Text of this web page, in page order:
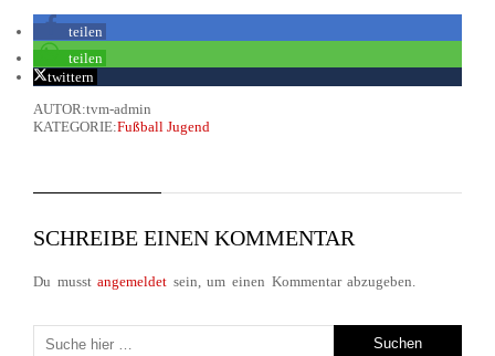
teilen
teilen
twittern
AUTOR:tvm-admin
KATEGORIE:Fußball Jugend
SCHREIBE EINEN KOMMENTAR
Du musstangemeldet sein, um einen Kommentar abzugeben.